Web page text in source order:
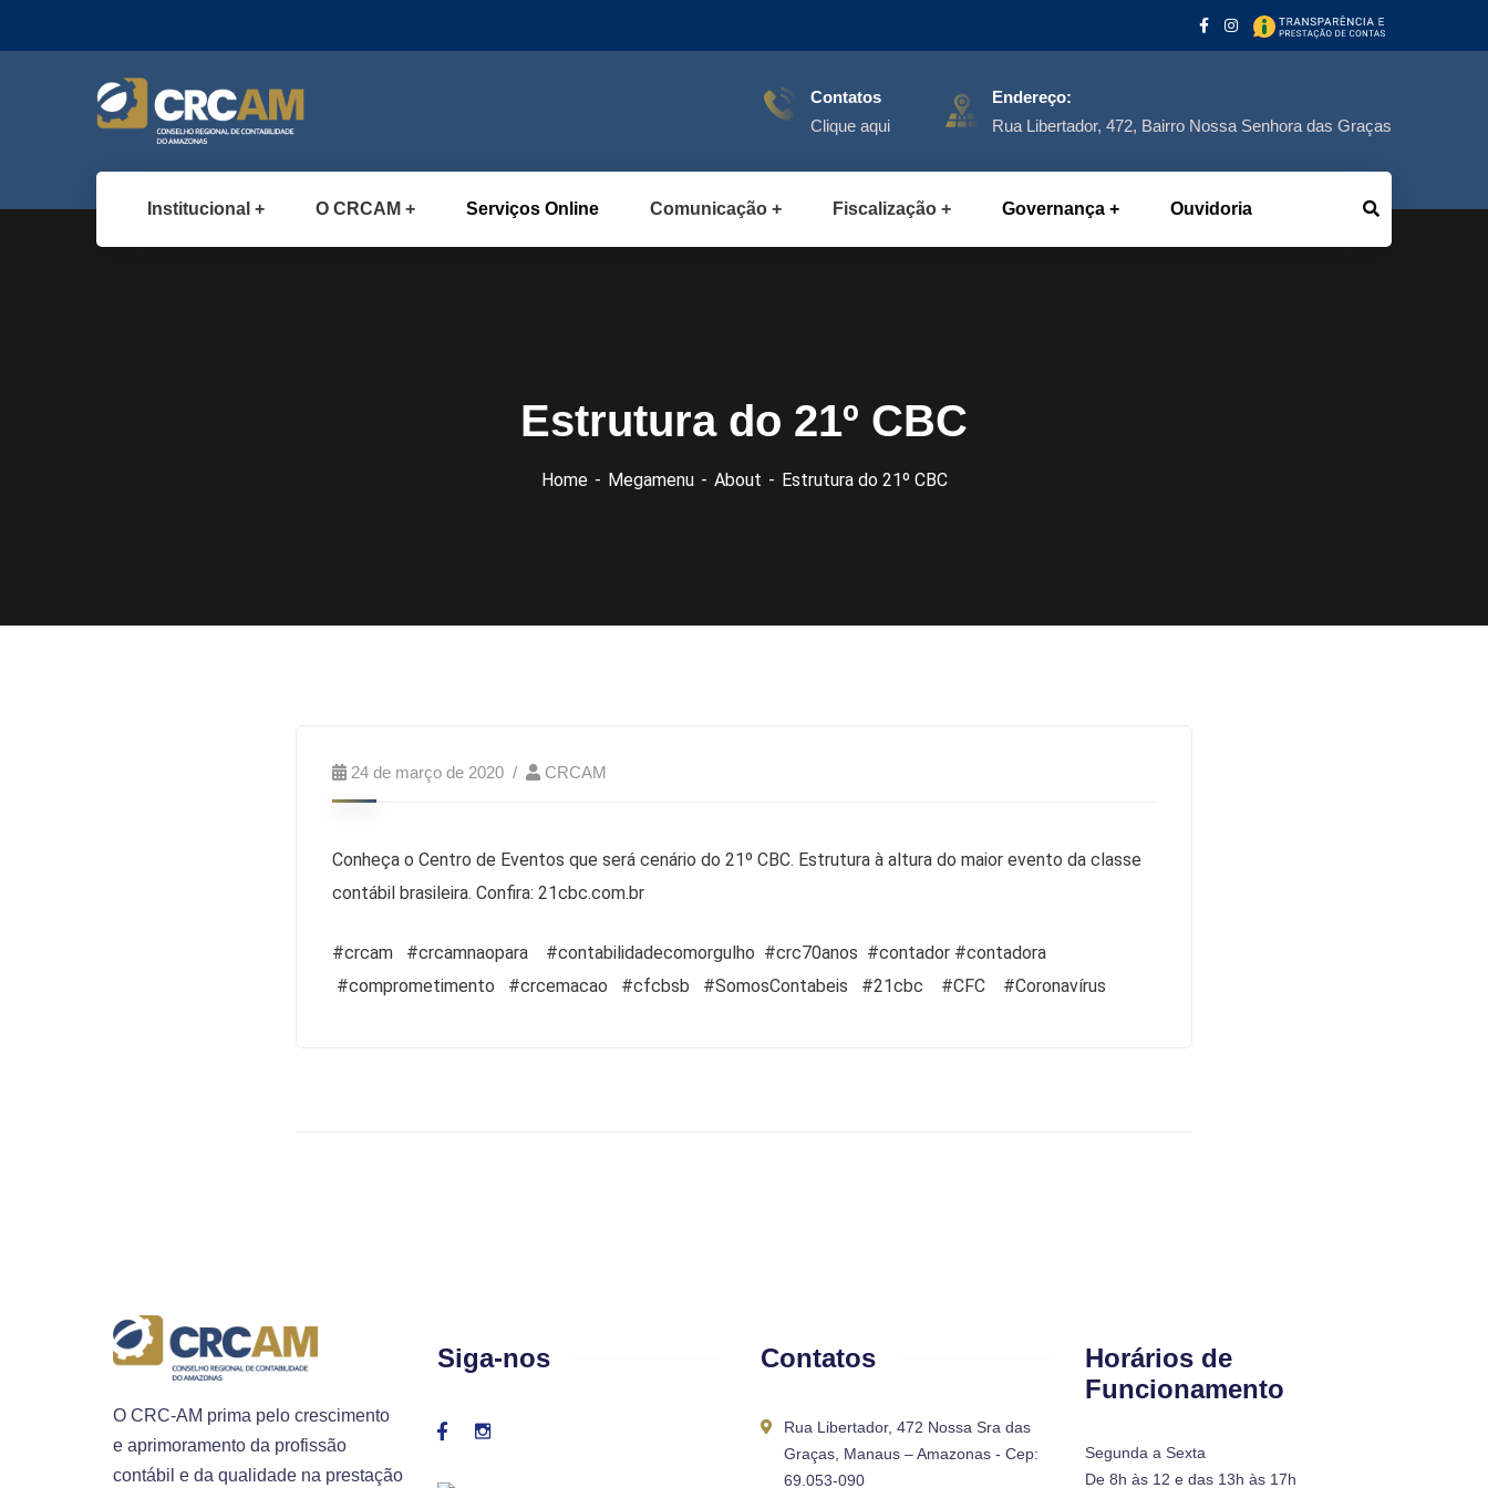
Contatos
Clique aqui
Endereço:
Rua Libertador, 472, Bairro Nossa Senhora das Graças
Institucional O CRCAM Serviços Online Comunicação Fiscalização Governança Ouvidoria
Estrutura do 21º CBC
Home Megamenu About Estrutura do 21º CBC
24 de março de 2020 CRCAM
Conheça o Centro de Eventos que será cenário do 21º CBC. Estrutura à altura do maior evento da classe
contábil brasileira. Confira: 21cbc.com.br
#crcam #crcamnaopara #contabilidadecomorgulho #crc70anos #contador #contadora
#comprometimento #crcemacao #cfcbsb #SomosContabeis #21cbc #CFC #Coronavírus
O CRC-AM prima pelo crescimento
e aprimoramento da profissão
contábil e da qualidade na prestação
Siga-nos Contatos
Rua Libertador, 472 Nossa Sra das
Graças, Manaus – Amazonas - Cep:
69.053-090
Horários de
Funcionamento
Segunda a Sexta
De 8h às 12 e das 13h às 17h